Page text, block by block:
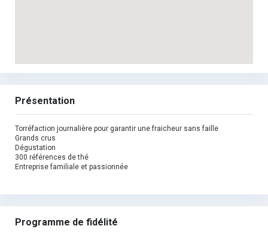
Présentation
Torréfaction journalière pour garantir une fraicheur sans faille
Grands crus
Dégustation
300 références de thé
Entreprise familiale et passionnée
Programme de fidélité